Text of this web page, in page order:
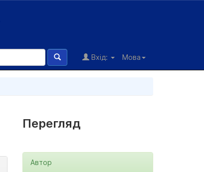
Мова
Вхід:
Перегляд
Автор